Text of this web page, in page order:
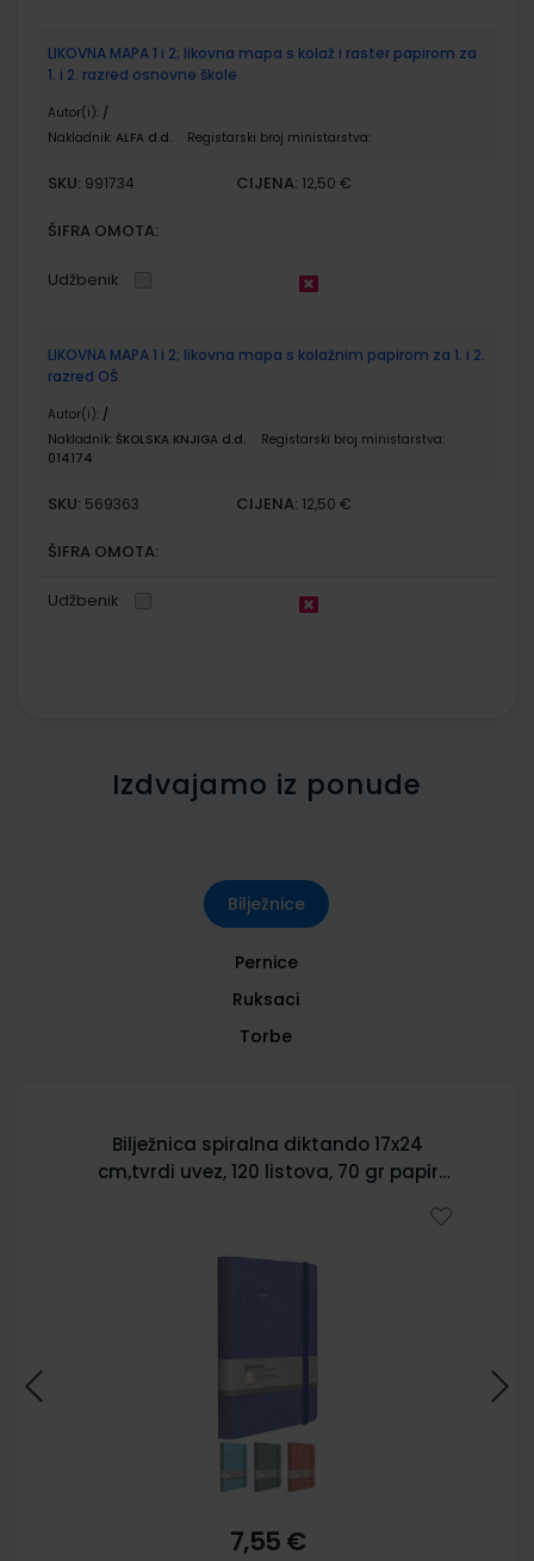
LIKOVNA MAPA 1 i 2; likovna mapa s kolaž i raster papirom za
1. i 2. razred osnovne škole
Autor(i): /
Nakladnik: ALFA d.d. Registarski broj ministarstva:
SKU: 991734 CIJENA: 12,50 €
ŠIFRA OMOTA:
Udžbenik
LIKOVNA MAPA 1 i 2; likovna mapa s kolažnim papirom za 1. i 2.
razred OŠ
Autor(i): /
Nakladnik: ŠKOLSKA KNJIGA d.d.
Registarski broj ministarstva:
014174
SKU: 569363 CIJENA: 12,50 €
ŠIFRA OMOTA:
Udžbenik
Izdvajamo iz ponude
Bilježnice
Pernice
Ruksaci
Torbe
Bilježnica spiralna diktando 17x24
cm,tvrdi uvez, 120 listova, 70 gr papir
7,55 €